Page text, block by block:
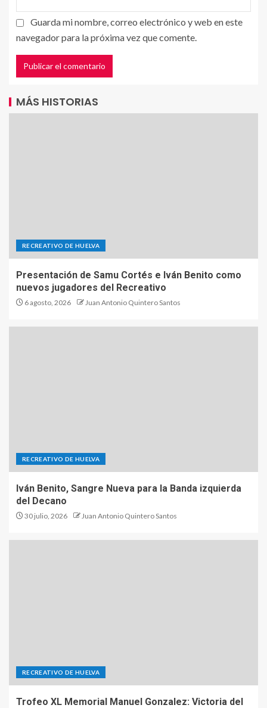
Guarda mi nombre, correo electrónico y web en este
navegador para la próxima vez que comente.
MÁS HISTORIAS
RECREATIVO DE HUELVA
Presentación de Samu Cortés e Iván Benito como
nuevos jugadores del Recreativo
6 agosto, 2026 Juan Antonio Quintero Santos
RECREATIVO DE HUELVA
Iván Benito, Sangre Nueva para la Banda izquierda
del Decano
30 julio, 2026 Juan Antonio Quintero Santos
RECREATIVO DE HUELVA
Trofeo XL Memorial Manuel Gonzalez: Victoria del